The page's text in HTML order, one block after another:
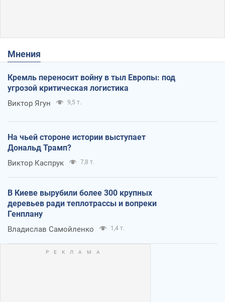
Мнения
Кремль переносит войну в тыл Европы: под
угрозой критическая логистика
Виктор Ягун 9,5 т.
На чьей стороне истории выступает
Дональд Трамп?
Виктор Каспрук 7,8 т.
В Киеве вырубили более 300 крупных
деревьев ради теплотрассы и вопреки
Генплану
Владислав Самойленко 1,4 т.